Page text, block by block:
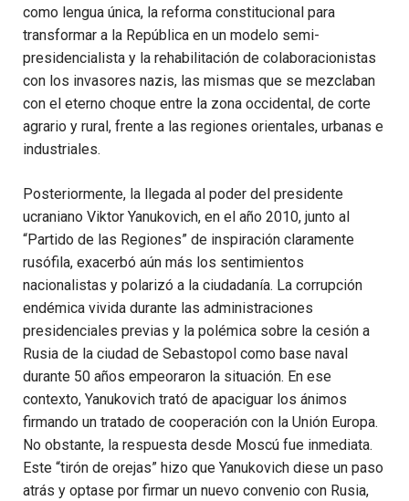
como lengua única, la reforma constitucional para
transformar a la República en un modelo semi-
presidencialista y la rehabilitación de colaboracionistas
con los invasores nazis, las mismas que se mezclaban
con el eterno choque entre la zona occidental, de corte
agrario y rural, frente a las regiones orientales, urbanas e
industriales.
Posteriormente, la llegada al poder del presidente
ucraniano Viktor Yanukovich, en el año 2010, junto al
“Partido de las Regiones” de inspiración claramente
rusófila, exacerbó aún más los sentimientos
nacionalistas y polarizó a la ciudadanía. La corrupción
endémica vivida durante las administraciones
presidenciales previas y la polémica sobre la cesión a
Rusia de la ciudad de Sebastopol como base naval
durante 50 años empeoraron la situación. En ese
contexto, Yanukovich trató de apaciguar los ánimos
firmando un tratado de cooperación con la Unión Europa.
No obstante, la respuesta desde Moscú fue inmediata.
Este “tirón de orejas” hizo que Yanukovich diese un paso
atrás y optase por firmar un nuevo convenio con Rusia,